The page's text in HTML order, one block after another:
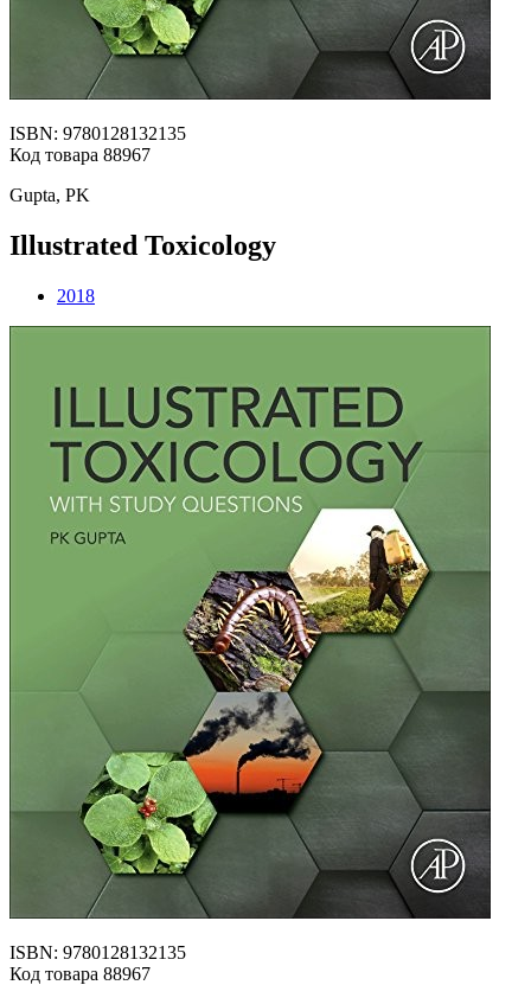
ISBN: 9780128132135
Код товара 88967
Gupta, PK
Illustrated Toxicology
2018
ISBN: 9780128132135
Код товара 88967